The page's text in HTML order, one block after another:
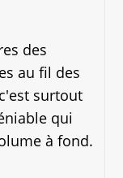
des
au fil des
surtout
qui
à fond.